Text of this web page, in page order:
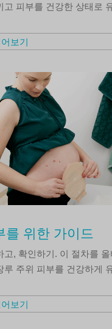
고 피부를 건강한 상태로
보기
를 위한 가이드
고, 확인하기. 이 절차를
루 주위 피부를 건강하게
보기